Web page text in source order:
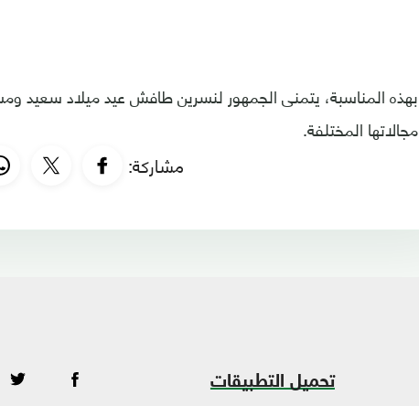
بهذه المناسبة، يتمنى الجمهور لنسرين طافش عيد ميلاد سعيد
مجالاتها المختلفة.
مشاركة:
تحميل التطبيقات